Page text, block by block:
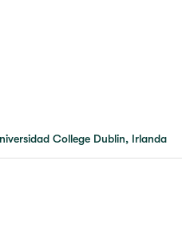
College Dublin, Irlanda